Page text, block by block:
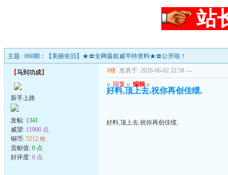
站
主题 : 060期：【美丽依旧】★〓全网最权威平特资料★〓公开啦！
【马到功成】
新手上路
发帖: 1341
威望: 11900 点
铜币: 5212 枚
贡献值: 0 点
好评度: 0 点
8楼 发表于: 2026-06-02 22:58 ---
u 回复 u 编辑 u
好料,顶上去,祝你再创佳绩,
好料,顶上去,祝你再创佳绩,